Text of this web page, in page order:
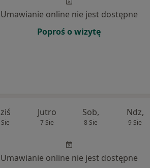
Umawianie online nie jest dostępne
Poproś o wizytę
Jutro
7 Sie
Sob,
8 Sie
Ndz,
9 Sie
Umawianie online nie jest dostępne